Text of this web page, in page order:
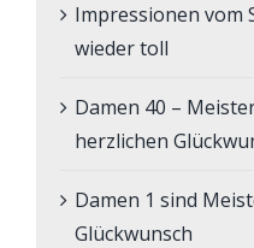
Impressionen vom
wieder toll
Damen 40 –
herzlichen
Damen 1 sind
Glückwunsch